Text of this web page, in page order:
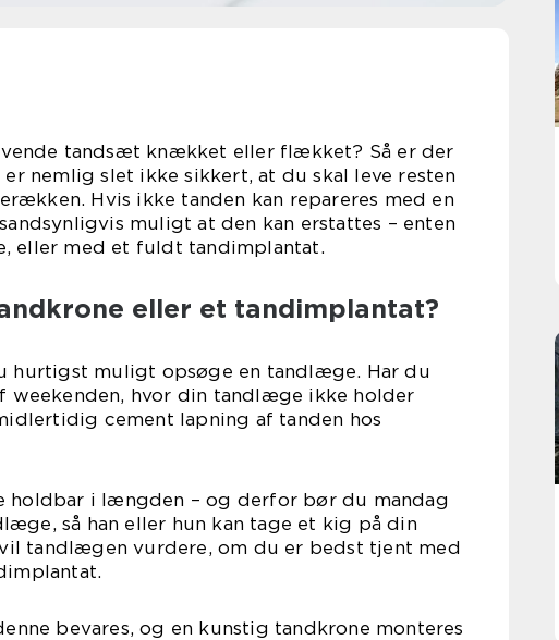
tandsæt knækket eller flækket? Så er der
nemlig slet ikke sikkert, at du skal leve resten
Hvis ikke tanden kan repareres med en
muligt at den kan erstattes – enten
eller med et fuldt tandimplantat.
eller et tandimplantat?
hurtigst muligt opsøge en tandlæge. Har du
weekenden, hvor din tandlæge ikke holder
cement lapning af tanden hos
holdbar i længden – og derfor bør du mandag
så han eller hun kan tage et kig på din
tandlægen vurdere, om du er bedst tjent med
bevares, og en kunstig tandkrone monteres